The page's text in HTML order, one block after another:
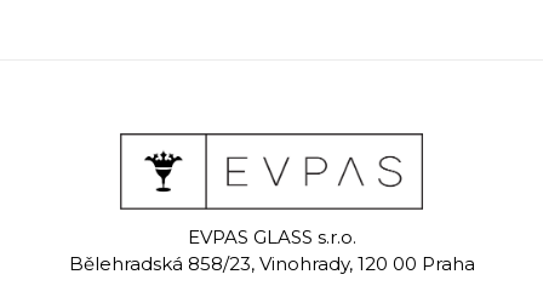
200 ml
Rowan
Ručně rytá sklenice na
šampaňské 200 ml
EVPAS GLASS s.r.o.
Bělehradská 858/23, Vinohrady, 120 00 Praha